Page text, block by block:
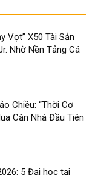
Vọt” X50 Tài Sản
Nhờ Nền Tảng Cá
Chiều: “Thời Cơ
Căn Nhà Đầu Tiên
5 Đại học tại